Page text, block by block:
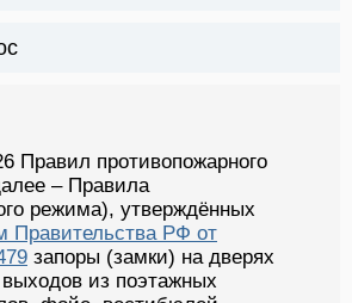
Правил противопожарного
– Правила
режима), утверждённых
Правительства РФ от
запоры (замки) на дверях
из поэтажных